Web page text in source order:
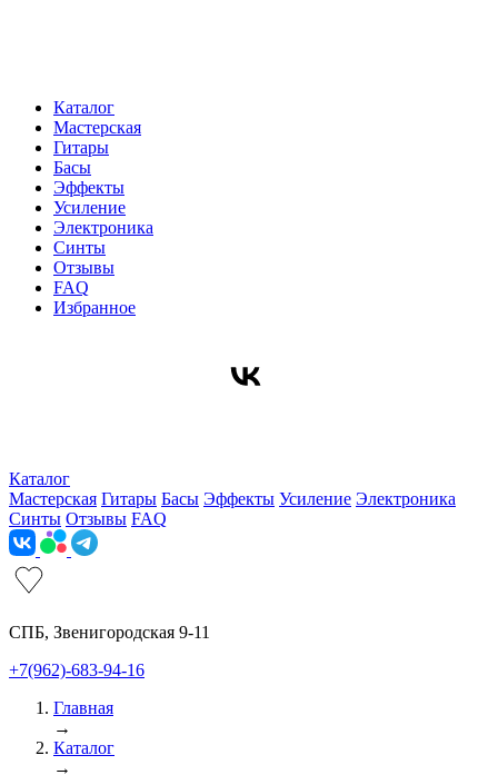
Каталог
Мастерская
Гитары
Басы
Эффекты
Усиление
Электроника
Синты
Отзывы
FAQ
Избранное
Каталог
Мастерская Гитары Басы Эффекты Усиление Электроника
Синты Отзывы FAQ
СПБ, Звенигородская 9-11
+7(962)-683-94-16
Главная
→
Каталог
→